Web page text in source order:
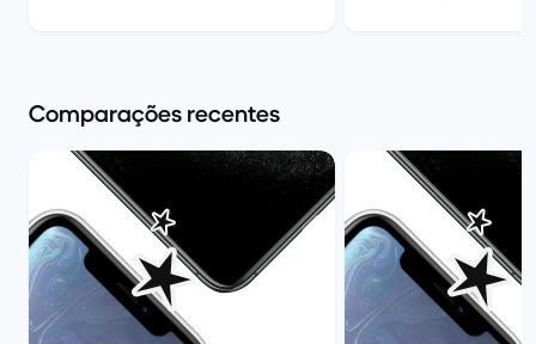
Comparações recentes